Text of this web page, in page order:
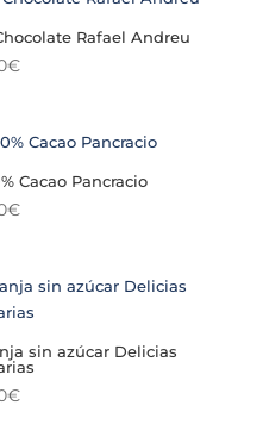
Rafael Andreu
€
Cacao Pancracio
€
sin azúcar Delicias
€